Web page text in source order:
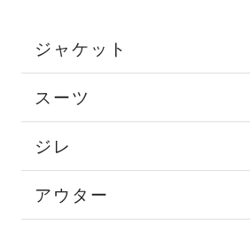
ジャケット
スーツ
ジレ
アウター